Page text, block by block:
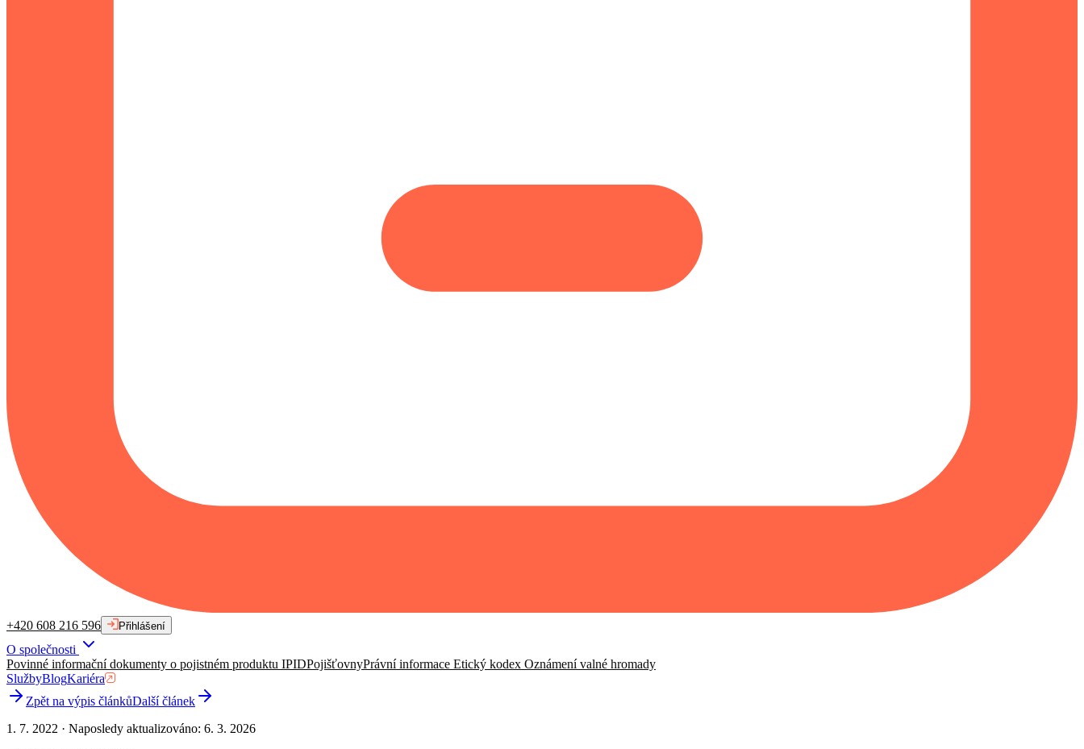
+420 608 216 596 Přihlášení
O společnosti
Povinné informační dokumenty o pojistném produktu IPIDPojišťovnyPrávní informace Etický kodex Oznámení valné hromady
SlužbyBlogKariéra
Zpět na výpis článkůDalší článek
1. 7. 2022 · Naposledy aktualizováno: 6. 3. 2026